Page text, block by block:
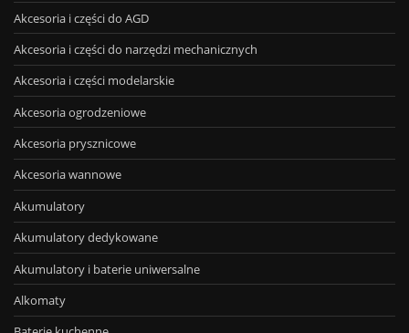
Akcesoria i części do AGD
Akcesoria i części do narzędzi mechanicznych
Akcesoria i części modelarskie
Akcesoria ogrodzeniowe
Akcesoria prysznicowe
Akcesoria wannowe
Akumulatory
Akumulatory dedykowane
Akumulatory i baterie uniwersalne
Alkomaty